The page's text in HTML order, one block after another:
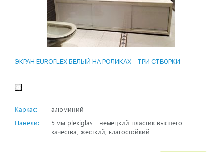
ЭКРАН EUROPLEX БЕЛЫЙ НА РОЛИКАХ - ТРИ СТВОРКИ
Каркас:
алюминий
Панели:
5 мм plexiglas - немецкий пластик высшего
качества, жесткий, влагостойкий